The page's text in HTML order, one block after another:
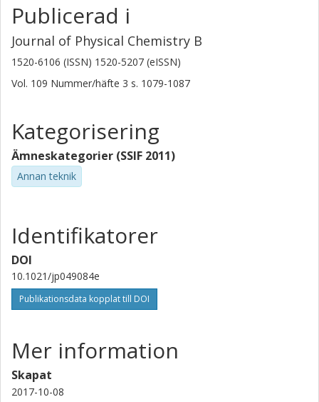
Publicerad i
Journal of Physical Chemistry B
1520-6106 (ISSN) 1520-5207 (eISSN)
Vol. 109 Nummer/häfte 3 s. 1079-1087
Kategorisering
Ämneskategorier (SSIF 2011)
Annan teknik
Identifikatorer
DOI
10.1021/jp049084e
Publikationsdata kopplat till DOI
Mer information
Skapat
2017-10-08